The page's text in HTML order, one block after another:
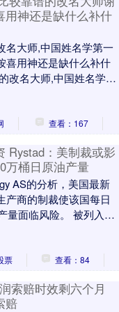
用神还是缺什么补什
名大师,中国姓名学第一
喜用神还是缺什么补什
改名大师,中国姓名学第
排名第一的谢咏老师谈
查看：167
Rystad：美制裁或影
万桶日原油产量
AS的分析，美国最新
产商的制裁使该国每日
量面临风险。 被列入制
公司（Ros....
票
查看：84
索赔时效剩六个月
赔